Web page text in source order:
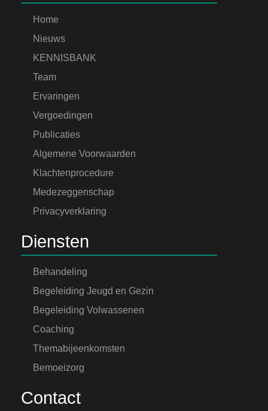
Home
Nieuws
KENNISBANK
Team
Ervaringen
Vergoedingen
Publicaties
Algemene Voorwaarden
Klachtenprocedure
Medezeggenschap
Privacyverklaring
Diensten
Behandeling
Begeleiding Jeugd en Gezin
Begeleiding Volwassenen
Coaching
Themabijeenkomsten
Bemoeizorg
Contact